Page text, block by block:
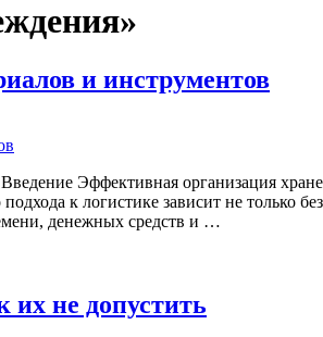
и инструментов
Эффективная организация
к логистике зависит не только
денежных средств и …
не допустить